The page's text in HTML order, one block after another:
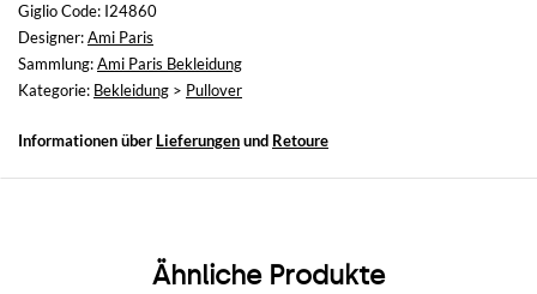
Größe und Passform
Normale Passform
Giglio Code: I24860
Designer:Ami Paris
Sammlung:Ami Paris Bekleidung
Kategorie: Bekleidung > Pullover
Informationen über Lieferungenund Retoure
Ähnliche Produkte